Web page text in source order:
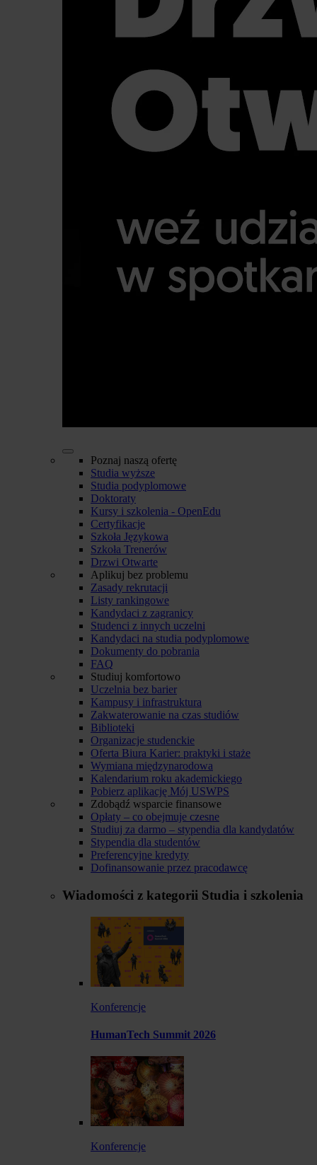
Poznaj naszą ofertę
Studia wyższe
Studia podyplomowe
Doktoraty
Kursy i szkolenia - OpenEdu
Certyfikacje
Szkoła Językowa
Szkoła Trenerów
Drzwi Otwarte
Aplikuj bez problemu
Zasady rekrutacji
Listy rankingowe
Kandydaci z zagranicy
Studenci z innych uczelni
Kandydaci na studia podyplomowe
Dokumenty do pobrania
FAQ
Studiuj komfortowo
Uczelnia bez barier
Kampusy i infrastruktura
Zakwaterowanie na czas studiów
Biblioteki
Organizacje studenckie
Oferta Biura Karier: praktyki i staże
Wymiana międzynarodowa
Kalendarium roku akademickiego
Pobierz aplikację Mój USWPS
Zdobądź wsparcie finansowe
Opłaty – co obejmuje czesne
Studiuj za darmo – stypendia dla kandydatów
Stypendia dla studentów
Preferencyjne kredyty
Dofinansowanie przez pracodawcę
Wiadomości z kategorii Studia i szkolenia
Konferencje
HumanTech Summit 2026
Konferencje